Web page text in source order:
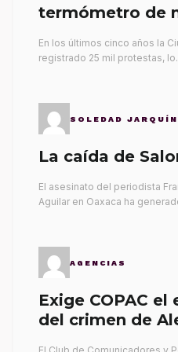
termómetro de
En los últimos cinco años la
registrado 25 mil protestas,
SOLEDAD JARQUÍN
La caída de
El asesinato del periodista
Aguilar en Oaxaca ha
AGENCIAS
Exige COPAC
del crimen de